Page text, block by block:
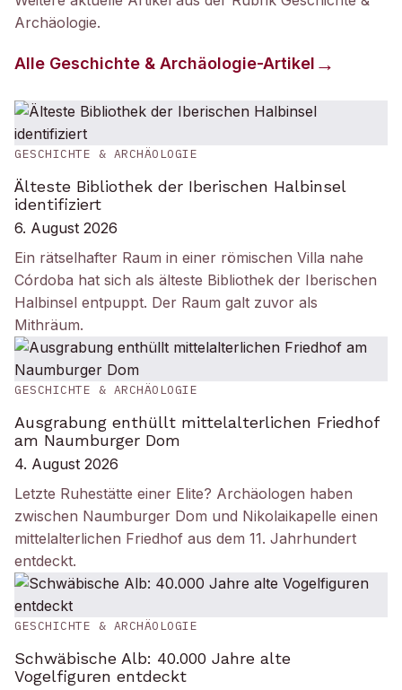
Archäologie.
Alle Geschichte & Archäologie-Artikel
GESCHICHTE & ARCHÄOLOGIE
Älteste Bibliothek der Iberischen Halbinsel
identifiziert
6. August 2026
Ein rätselhafter Raum in einer römischen Villa nahe
Córdoba hat sich als älteste Bibliothek der Iberischen
Halbinsel entpuppt. Der Raum galt zuvor als
Mithräum.
GESCHICHTE & ARCHÄOLOGIE
Ausgrabung enthüllt mittelalterlichen Friedhof
am Naumburger Dom
4. August 2026
Letzte Ruhestätte einer Elite? Archäologen haben
zwischen Naumburger Dom und Nikolaikapelle einen
mittelalterlichen Friedhof aus dem 11. Jahrhundert
entdeckt.
GESCHICHTE & ARCHÄOLOGIE
Schwäbische Alb: 40.000 Jahre alte
Vogelfiguren entdeckt